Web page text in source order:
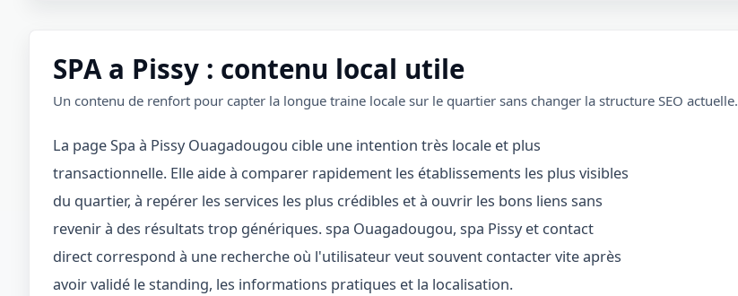
SPA a Pissy : contenu local utile
Un contenu de renfort pour capter la longue traine locale sur le quartier sans changer la structure SEO actuelle.
La page Spa à Pissy Ouagadougou cible une intention très locale et plus
transactionnelle. Elle aide à comparer rapidement les établissements les plus visibles
du quartier, à repérer les services les plus crédibles et à ouvrir les bons liens sans
revenir à des résultats trop génériques. spa Ouagadougou, spa Pissy et contact
direct correspond à une recherche où l'utilisateur veut souvent contacter vite après
avoir validé le standing, les informations pratiques et la localisation.